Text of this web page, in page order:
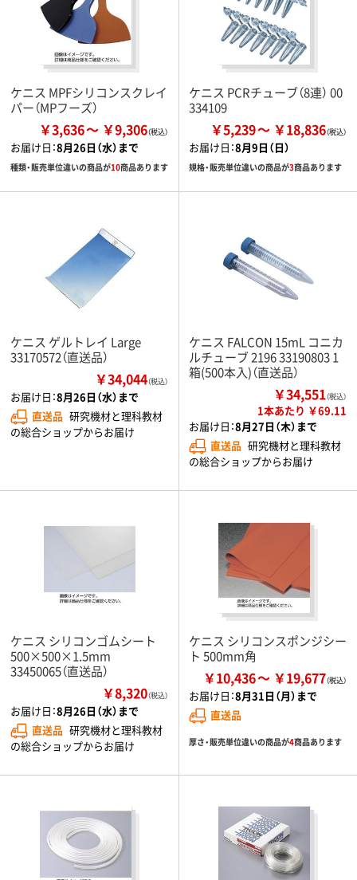
ケニス MPFシリコンスクレイ
パー（MPフーズ）
￥3,636 ￥9,306
お届け日：8月26日（水）まで
種類・販売単位違いの商品が10商品あります
ケニス PCRチューブ（8連） 00
334109
￥5,239 ￥18,836
お届け日：8月9日（日）
規格・販売単位違いの商品が3商品あります
ケニス ゲルトレイ Large
33170572（直送品）
￥34,044（税込）
お届け日：8月26日（水）まで
直送品 研究機材と理科教材
の総合ショップからお届け
ケニス FALCON 15mL コニカ
ルチューブ 2196 33190803 1
箱(500本入)（直送品）
￥34,551（税込）
1本あたり ￥69.11
お届け日：8月27日（木）まで
直送品 研究機材と理科教材
の総合ショップからお届け
ケニス シリコンゴムシート
500×500×1.5mm
33450065（直送品）
￥8,320（税込）
お届け日：8月26日（水）まで
直送品 研究機材と理科教材
の総合ショップからお届け
ケニス シリコンスポンジシー
ト 500mm角
￥10,436 ￥19,677
お届け日：8月31日（月）まで
直送品
厚さ・販売単位違いの商品が4商品あります